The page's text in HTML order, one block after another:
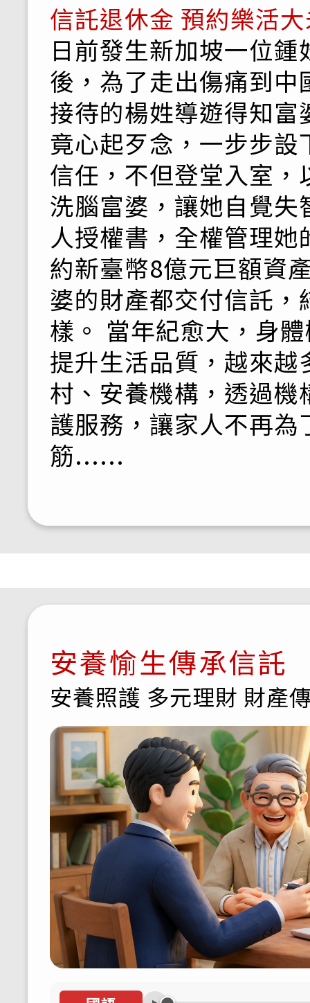
信託退休金 預約樂活
日前發生新加坡一位
後，為了走出傷痛到
接待的楊姓導遊得知
竟心起歹念，一步步
信任，不但登堂入室
洗腦富婆，讓她自覺
人授權書，全權管理
約新臺幣8億元巨額資
婆的財產都交付信託，
樣。 當年紀愈大，身
提升生活品質，越來
村、安養機構，透過
護服務，讓家人不再
筋......
安養愉生傳承信託
安養照護 多元理財 財產